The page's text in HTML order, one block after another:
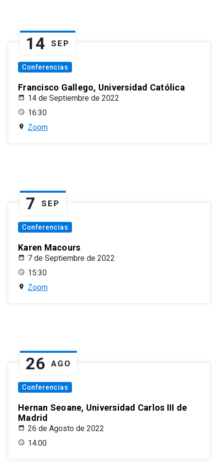
14 SEP
Conferencias
Francisco Gallego, Universidad Católica
14 de Septiembre de 2022
16:30
Zoom
7 SEP
Conferencias
Karen Macours
7 de Septiembre de 2022
15:30
Zoom
26 AGO
Conferencias
Hernan Seoane, Universidad Carlos III de
Madrid
26 de Agosto de 2022
14:00